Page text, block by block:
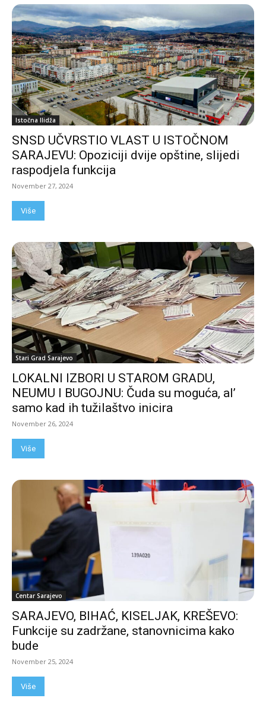
Istočna Ilidža
SNSD UČVRSTIO VLAST U ISTOČNOM
SARAJEVU: Opoziciji dvije opštine, slijedi
raspodjela funkcija
November 27, 2024
Više
Stari Grad Sarajevo
LOKALNI IZBORI U STAROM GRADU,
NEUMU I BUGOJNU: Čuda su moguća, al’
samo kad ih tužilaštvo inicira
November 26, 2024
Više
Centar Sarajevo
SARAJEVO, BIHAĆ, KISELJAK, KREŠEVO:
Funkcije su zadržane, stanovnicima kako
bude
November 25, 2024
Više